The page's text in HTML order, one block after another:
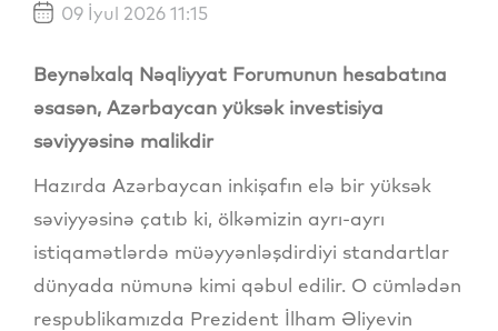
09 İyul 2026 11:15
Beynəlxalq Nəqliyyat Forumunun hesabatına
əsasən, Azərbaycan yüksək investisiya
səviyyəsinə malikdir
Hazırda Azərbaycan inkişafın elə bir yüksək
səviyyəsinə çatıb ki, ölkəmizin ayrı-ayrı
istiqamətlərdə müəyyənləşdirdiyi standartlar
dünyada nümunə kimi qəbul edilir. O cümlədən
respublikamızda Prezident İlham Əliyevin